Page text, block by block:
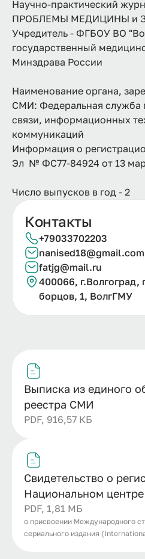
Научно-практический
ПРОБЛЕМЫ МЕДИЦИНЫ и
Учредитель - ФГБОУ ВО
государственный
Минздрава России
Наименование органа,
СМИ: Федеральная служба
связи, информационных
коммуникаций
Информация о
Эл № ФС77-84924 от 13
Число выпусков в год - 2
Контакты
+79033702203
nanised18@gmail.com
fatjg@mail.ru
400066, г.
борцов, 1, ВолгГМУ
Выписка из единого
реестра СМИ
PDF, 916,57 КБ
Свидетельство о
Национальном центре
PDF, 1,81 МБ
о присвоении Международного
сериального издания